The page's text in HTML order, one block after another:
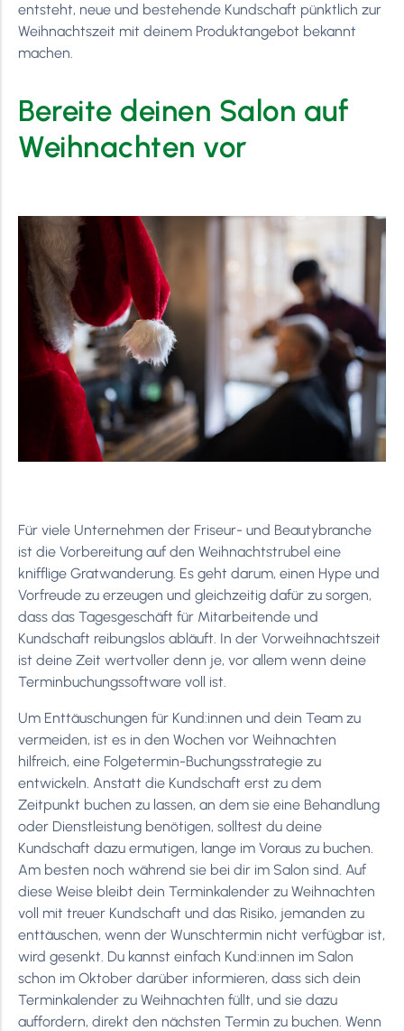
entsteht, neue und bestehende Kundschaft pünktlich zur
Weihnachtszeit mit deinem Produktangebot bekannt
machen.
Bereite deinen Salon auf
Weihnachten vor
Für viele Unternehmen der Friseur- und Beautybranche
ist die Vorbereitung auf den Weihnachtstrubel eine
knifflige Gratwanderung. Es geht darum, einen Hype und
Vorfreude zu erzeugen und gleichzeitig dafür zu sorgen,
dass das Tagesgeschäft für Mitarbeitende und
Kundschaft reibungslos abläuft. In der Vorweihnachtszeit
ist deine Zeit wertvoller denn je, vor allem wenn deine
Terminbuchungssoftware voll ist.
Um Enttäuschungen für Kund:innen und dein Team zu
vermeiden, ist es in den Wochen vor Weihnachten
hilfreich, eine Folgetermin-Buchungsstrategie zu
entwickeln. Anstatt die Kundschaft erst zu dem
Zeitpunkt buchen zu lassen, an dem sie eine Behandlung
oder Dienstleistung benötigen, solltest du deine
Kundschaft dazu ermutigen, lange im Voraus zu buchen.
Am besten noch während sie bei dir im Salon sind. Auf
diese Weise bleibt dein Terminkalender zu Weihnachten
voll mit treuer Kundschaft und das Risiko, jemanden zu
enttäuschen, wenn der Wunschtermin nicht verfügbar ist,
wird gesenkt. Du kannst einfach Kund:innen im Salon
schon im Oktober darüber informieren, dass sich dein
Terminkalender zu Weihnachten füllt, und sie dazu
auffordern, direkt den nächsten Termin zu buchen. Wenn